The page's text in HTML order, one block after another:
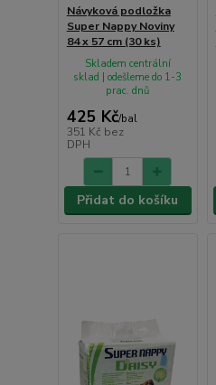
Návyková podložka
Super Nappy Noviny
84 x 57 cm (30 ks)
425 Kč/bal
351 Kč bez
DPH
Skladem centrální
sklad | odešleme do 1-3
prac. dnů
Přidat do košíku